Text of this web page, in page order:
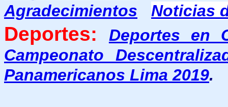
Agradecimientos
Noticias
Deportes:
Deportes en
Campeonato
Panamericanos Lima 2019.